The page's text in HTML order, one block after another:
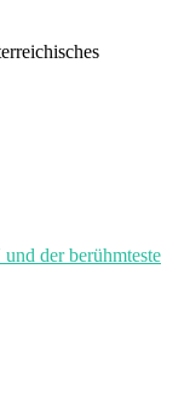
der berühmteste